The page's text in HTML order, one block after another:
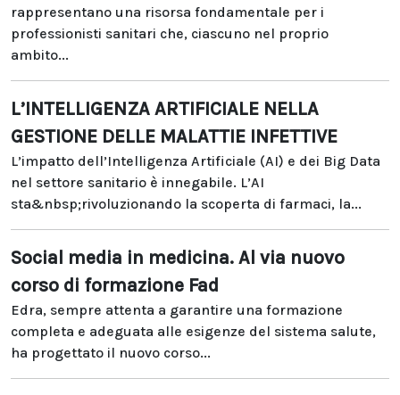
rappresentano una risorsa fondamentale per i
professionisti sanitari che, ciascuno nel proprio
ambito...
L’INTELLIGENZA ARTIFICIALE NELLA
GESTIONE DELLE MALATTIE INFETTIVE
L’impatto dell’Intelligenza Artificiale (AI) e dei Big Data
nel settore sanitario è innegabile. L’AI
sta&nbsp;rivoluzionando la scoperta di farmaci, la...
Social media in medicina. Al via nuovo
corso di formazione Fad
Edra, sempre attenta a garantire una formazione
completa e adeguata alle esigenze del sistema salute,
ha progettato il nuovo corso...